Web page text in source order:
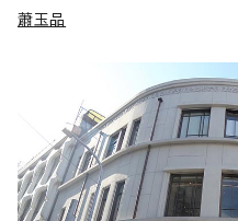
蕭玉品